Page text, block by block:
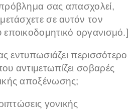
σας απασχολεί,
σε αυτόν τον
οργανισμό.]
εντυπωσιάζει περισσότερο
αντιμετωπίζει σοβαρές
αποξένωσης;
γονικής